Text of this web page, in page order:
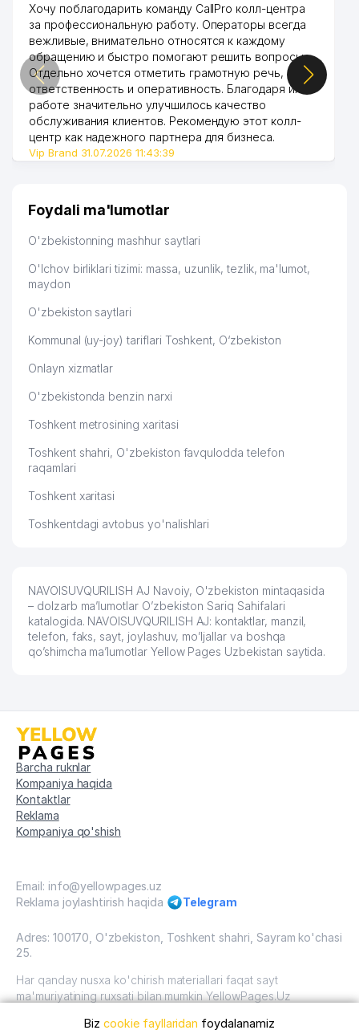
Хочу поблагодарить команду CallPro колл-центра
за профессиональную работу. Операторы всегда
вежливые, внимательно относятся к каждому
обращению и быстро помогают решить вопросы.
Отдельно хочется отметить грамотную речь,
ответственность и оперативность. Благодаря их
работе значительно улучшилось качество
обслуживания клиентов. Рекомендую этот колл-
центр как надежного партнера для бизнеса.
Vip Brand 31.07.2026 11:43:39
Foydali ma'lumotlar
O'zbekistonning mashhur saytlari
O'lchov birliklari tizimi: massa, uzunlik, tezlik, ma'lumot,
maydon
O'zbekiston saytlari
Kommunal (uy-joy) tariflari Toshkent, O‘zbekiston
Onlayn xizmatlar
O'zbekistonda benzin narxi
Toshkent metrosining xaritasi
Toshkent shahri, O'zbekiston favqulodda telefon
raqamlari
Toshkent xaritasi
Toshkentdagi avtobus yo'nalishlari
NAVOISUVQURILISH AJ Navoiy, O'zbekiston mintaqasida
– dolzarb ma’lumotlar O’zbekiston Sariq Sahifalari
katalogida. NAVOISUVQURILISH AJ: kontaktlar, manzil,
telefon, faks, sayt, joylashuv, mo’ljallar va boshqa
qo’shimcha ma’lumotlar Yellow Pages Uzbekistan saytida.
Barcha ruknlar
Kompaniya haqida
Kontaktlar
Reklama
Kompaniya qo'shish
Email: info@yellowpages.uz
Reklama joylashtirish haqida
Telegram
Adres: 100170, O'zbekiston, Toshkent shahri, Sayram ko'chasi
25.
Har qanday nusxa ko'chirish materiallari faqat sayt
ma'muriyatining ruxsati bilan mumkin YellowPages.Uz
O'zbekiston, 2009 - 2026 / O'zbekiston "sariq
Bizcookie fayllaridan foydalanamiz